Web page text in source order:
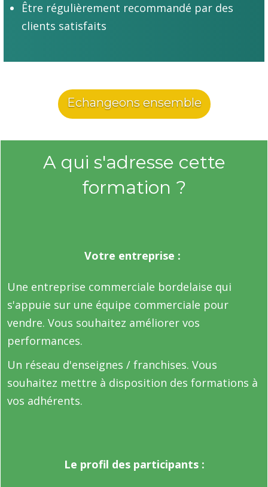
Être régulièrement recommandé par des
clients satisfaits
Echangeons ensemble
A qui s'adresse cette
formation ?
Votre entreprise :
Une entreprise commerciale bordelaise qui
s'appuie sur une équipe commerciale pour
vendre. Vous souhaitez améliorer vos
performances.
Un réseau d'enseignes / franchises. Vous
souhaitez mettre à disposition des formations à
vos adhérents.
Le profil des participants :